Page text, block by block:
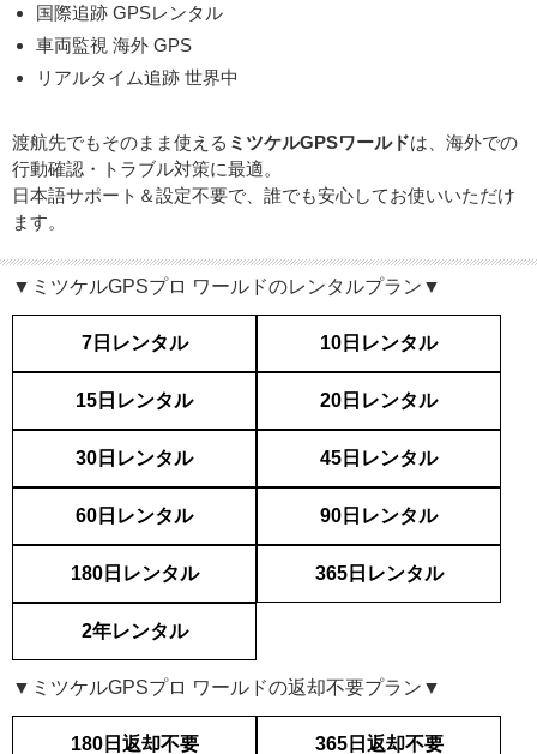
国際追跡 GPSレンタル
車両監視 海外 GPS
リアルタイム追跡 世界中
渡航先でもそのまま使える ミツケルGPSワールドは、海外での
行動確認・トラブル対策に最適。
日本語サポート＆設定不要で、誰でも安心してお使いいただけ
ます。
▼ミツケルGPSプロ ワールドのレンタルプラン▼
7日レンタル 10日レンタル
15日レンタル 20日レンタル
30日レンタル 45日レンタル
60日レンタル 90日レンタル
180日レンタル 365日レンタル
2年レンタル
▼ミツケルGPSプロ ワールドの返却不要プラン▼
180日返却不要 365日返却不要